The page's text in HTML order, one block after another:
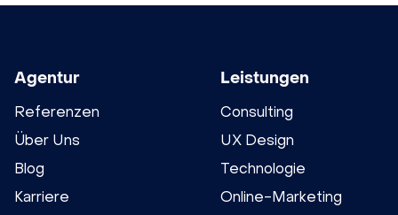
Agentur
Referenzen
Über Uns
Blog
Karriere
Leistungen
Consulting
UX Design
Technologie
Online-Marketing